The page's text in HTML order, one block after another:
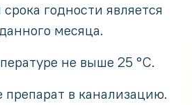
годности является
месяца.
не выше 25 °С.
в канализацию.